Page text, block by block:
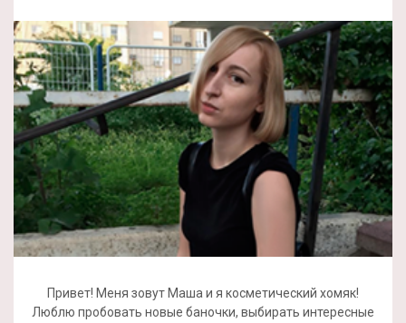
Привет! Меня зовут Маша и я косметический хомяк!
Люблю пробовать новые баночки, выбирать интересные